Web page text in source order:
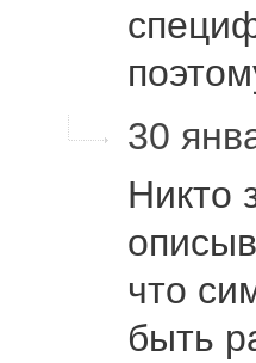
30
Никто
что
быть